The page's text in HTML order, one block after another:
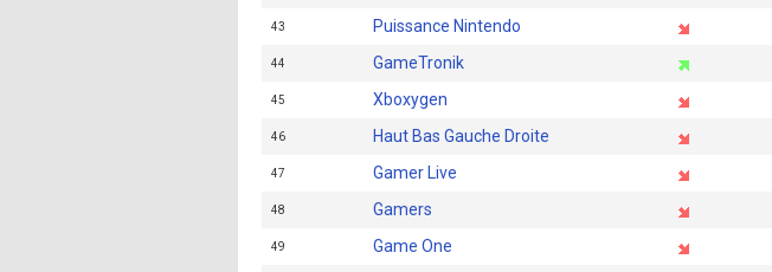
43 Puissance Nintendo
44 GameTronik
45 Xboxygen
46 Haut Bas Gauche Droite
47 Gamer Live
48 Gamers
49 Game One